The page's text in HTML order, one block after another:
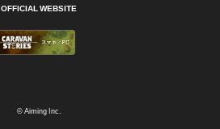
OFFICIAL WEBSITE
© Aiming Inc.